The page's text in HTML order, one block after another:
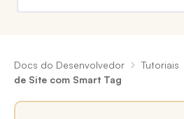
Docs do Desenvolvedor Tutoriais
de Site com Smart Tag